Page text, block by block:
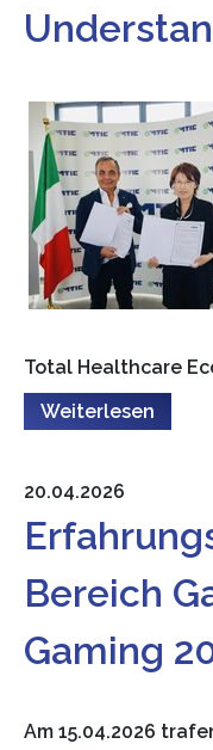
Total Healthcare
Weiterlesen
20.04.2026
Bereich
Gaming
Am 15.04.2026